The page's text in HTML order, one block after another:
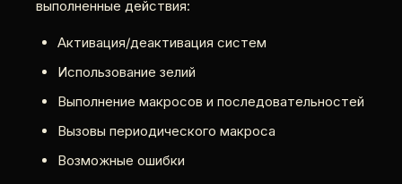
выполненные действия:
Активация/деактивация систем
Использование зелий
Выполнение макросов и последовательностей
Вызовы периодического макроса
Возможные ошибки